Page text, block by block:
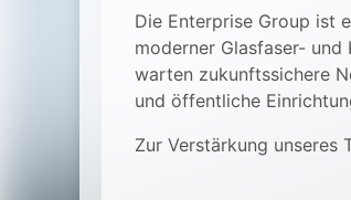
Die Enterprise Group ist
moderner Glasfaser- und
warten zukunftssichere
und öffentliche
Zur Verstärkung unseres